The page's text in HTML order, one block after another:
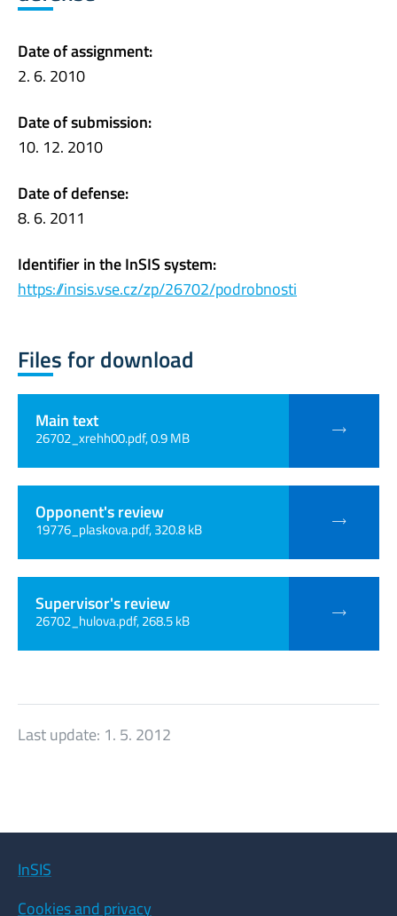
Date of assignment:
2. 6. 2010
Date of submission:
10. 12. 2010
Date of defense:
8. 6. 2011
Identifier in the InSIS system:
https://insis.vse.cz/zp/26702/podrobnosti
Files for download
Main text
26702_xrehh00.pdf, 0.9 MB
Opponent's review
19776_plaskova.pdf, 320.8 kB
Supervisor's review
26702_hulova.pdf, 268.5 kB
Last update: 1. 5. 2012
InSIS
Cookies and privacy